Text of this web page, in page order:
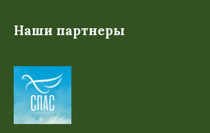
Наши партнеры